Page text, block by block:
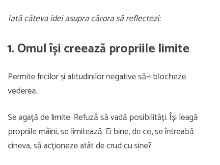
Iată câteva idei asupra cărora să reflectezi:
1. Omul își creează propriile limite
Permite fricilor și atitudinilor negative să-i blocheze
vederea.
Se agață de limite. Refuză să vadă posibilități. Își leagă
propriile mâini, se limitează. Ei bine, de ce, se întreabă
cineva, să acţioneze atât de crud cu sine?